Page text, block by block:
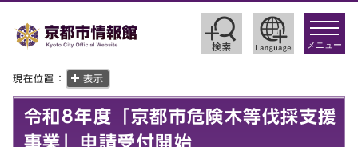
toggle
メニュー
現在位置： 表示
令和8年度「京都市危険木等伐採支援
事業」申請受付開始